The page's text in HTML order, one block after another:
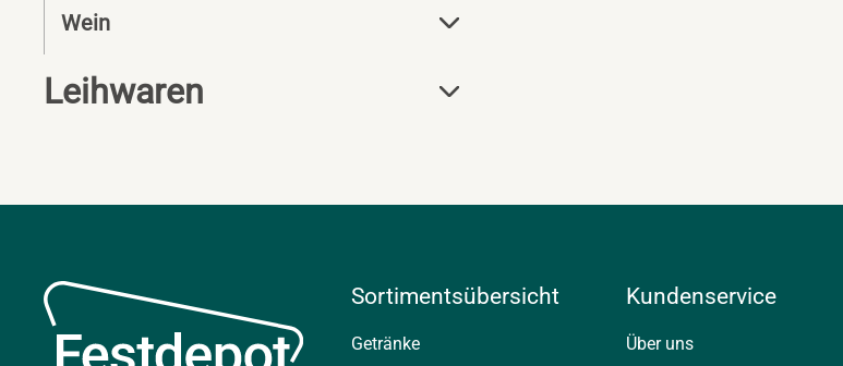
Wein
Leihwaren
Sortimentsübersicht
Getränke
Kundenservice
Über uns